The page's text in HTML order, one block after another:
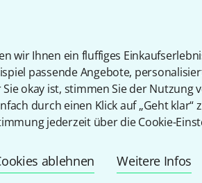
wir Ihnen ein fluffiges
passende Angebote,
okay ist, stimmen Sie der Nutzung
durch einen Klick auf „Geht klar“
jederzeit über die Cookie-
ablehnen Weitere Infos
13%
KAUFTEN